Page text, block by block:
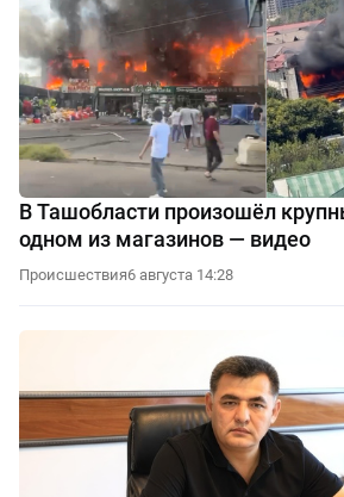
В Ташобласти произошёл
одном из магазинов — видео
Происшествия6 августа 14:28